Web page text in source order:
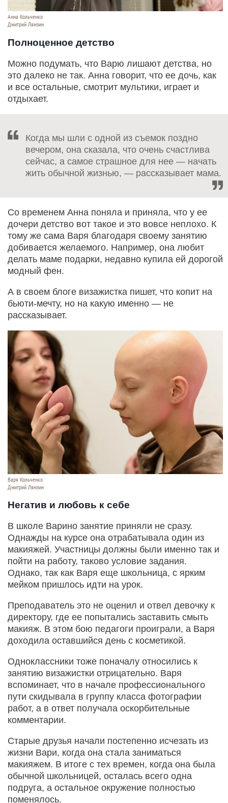
Анна Кольченко
Дмитрий Лямзин
Полноценное детство
Можно подумать, что Варю лишают детства, но
это далеко не так. Анна говорит, что ее дочь, как
и все остальные, смотрит мультики, играет и
отдыхает.
Когда мы шли с одной из съемок поздно
вечером, она сказала, что очень счастлива
сейчас, а самое страшное для нее — начать
жить обычной жизнью, — рассказывает мама.
Со временем Анна поняла и приняла, что у ее
дочери детство вот такое и это вовсе неплохо. К
тому же сама Варя благодаря своему занятию
добивается желаемого. Например, она любит
делать маме подарки, недавно купила ей дорогой
модный фен.
А в своем блоге визажистка пишет, что копит на
бьюти-мечту, но на какую именно — не
рассказывает.
Варя Кольченко
Дмитрий Лямзин
Негатив и любовь к себе
В школе Варино занятие приняли не сразу.
Однажды на курсе она отрабатывала один из
макияжей. Участницы должны были именно так и
пойти на работу, таково условие задания.
Однако, так как Варя еще школьница, с ярким
мейком пришлось идти на урок.
Преподаватель это не оценил и отвел девочку к
директору, где ее попытались заставить смыть
макияж. В этом бою педагоги проиграли, а Варя
доходила оставшийся день с косметикой.
Одноклассники тоже поначалу относились к
занятию визажистки отрицательно. Варя
вспоминает, что в начале профессионального
пути скидывала в группу класса фотографии
работ, а в ответ получала оскорбительные
комментарии.
Старые друзья начали постепенно исчезать из
жизни Вари, когда она стала заниматься
макияжем. В итоге с тех времен, когда она была
обычной школьницей, осталась всего одна
подруга, а остальное окружение полностью
поменялось.